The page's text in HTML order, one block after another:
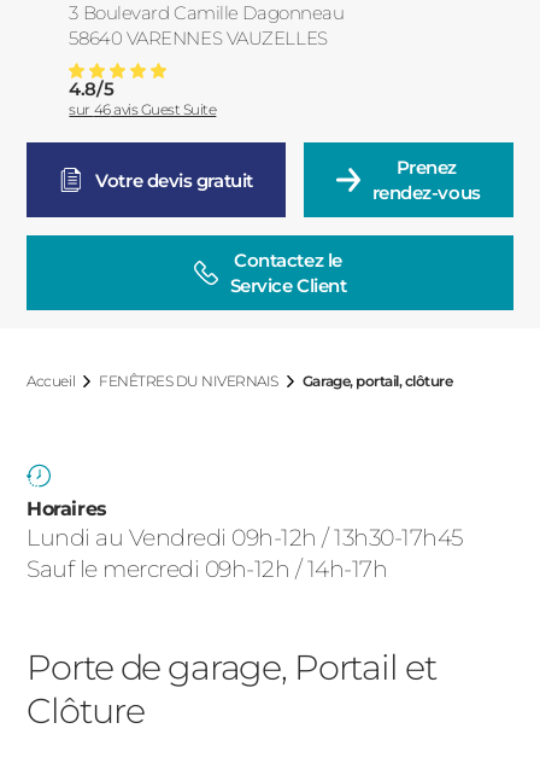
3 Boulevard Camille Dagonneau
58640 VARENNES VAUZELLES
France
Garage, Portail Et Clôture à Nevers Et Alentours
Note moyenne :
4.8/5
sur 46avis Guest Suite
Votre devis gratuit
Prenez
rendez-vous
Contactez le
Service Client
Accueil FENÊTRES DU NIVERNAIS Garage, portail, clôture
Horaires
Lundi au Vendredi 09h-12h / 13h30-17h45
Sauf le mercredi 09h-12h / 14h-17h
Porte de garage, Portail et
Clôture
ALUMINIUM